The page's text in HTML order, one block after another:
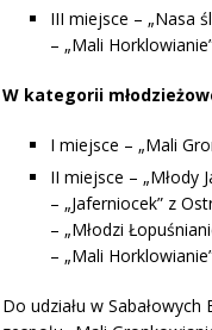
III miejsce – „Nasa
– „Mali
W kategorii
I miejsce – „Mali
II miejsce – „Młody
– „Jaferniocek” z
– „Młodzi
– „Mali
Do udziału w